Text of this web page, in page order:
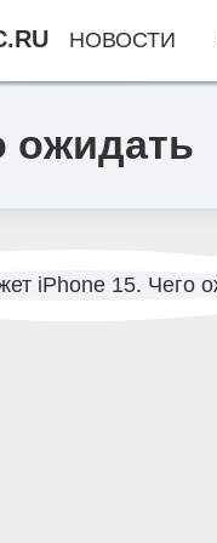
ожидать
НОВОСТИ